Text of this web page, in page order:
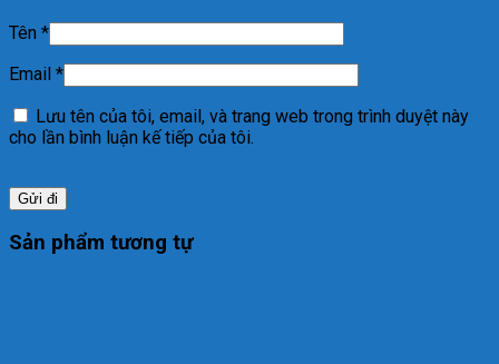
Tên *
Email *
Lưu tên của tôi, email, và trang web trong trình duyệt này
cho lần bình luận kế tiếp của tôi.
Sản phẩm tương tự